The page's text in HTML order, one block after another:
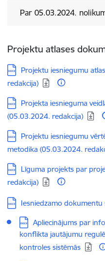
Par 05.03.2024.
Projektu atlases
Lejupielādēt:
Projektu iesniegumu
redakcija)
Lejupielādēt:
Projekta iesnieguma
(05.03.2024. redakcija)
Lejupielādēt:
Projektu iesniegumu
metodika (05.03.2024.
Lejupielādēt:
Līguma projekts par
redakcija)
Lejupielādēt:
Iesniedzamo dokumentu
Lejupielādēt:
Apliecinājums par
konflikta jautājumu
kontroles sistēmās